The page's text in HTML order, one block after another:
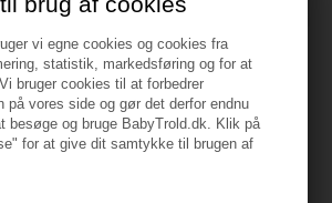
vi egne cookies og cookies fra
statistik, markedsføring og for at
bruger cookies til at forbedrer
på vores side og gør det derfor endnu
besøge og bruge BabyTrold.dk. Klik på
for at give dit samtykke til brugen af
LS
-
Name It - Nmmmonico
Sherpa Jacket Check - Fossil
299,95
På lager